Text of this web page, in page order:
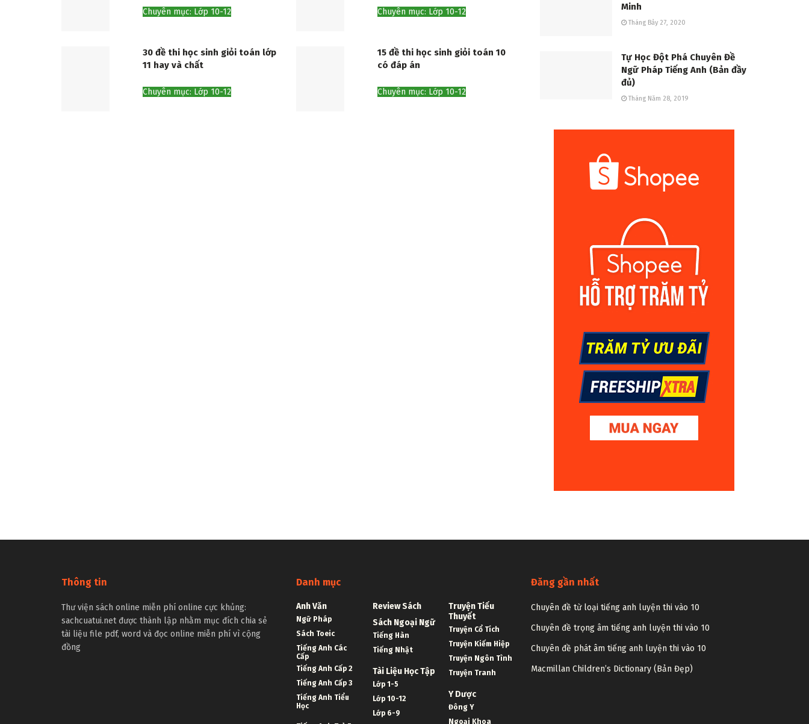
Chuyên mục: Lớp 10-12 Chuyên mục: Lớp 10-12
30 đề thi học sinh giỏi toán lớp
11 hay và chất
Chuyên mục: Lớp 10-12
15 đề thi học sinh giỏi toán 10
có đáp án
Chuyên mục: Lớp 10-12
Minh
Tháng Bảy 27, 2020
Tự Học Đột Phá Chuyên Đề
Ngữ Pháp Tiếng Anh (Bản đầy
đủ)
Tháng Năm 28, 2019
Thông tin
Thư viện sách online miễn phí online cực khủng:
sachcuatui.net được thành lập nhằm mục đích chia sẻ
tài liệu file pdf, word và đọc online miễn phí vì cộng
đồng
Danh mục
Anh Văn
Ngữ Pháp
Sách Toeic
Tiếng Anh Các
Cấp
Tiếng Anh Cấp 2
Tiếng Anh Cấp 3
Tiếng Anh Tiểu
Học
Review Sách
Sách Ngoại Ngữ
Tiếng Hàn
Tiếng Nhật
Tài Liệu Học Tập
Lớp 1-5
Lớp 10-12
Lớp 6-9
Truyện Tiểu
Thuyết
Truyện Cổ Tích
Truyện Kiếm Hiệp
Truyện Ngôn Tình
Truyện Tranh
Y Dược
Đông Y
Ngoại Khoa
Đăng gần nhất
Chuyên đề từ loại tiếng anh luyện thi vào 10
Chuyên đề trọng âm tiếng anh luyện thi vào 10
Chuyên đề phát âm tiếng anh luyện thi vào 10
Macmillan Children’s Dictionary (Bản Đẹp)